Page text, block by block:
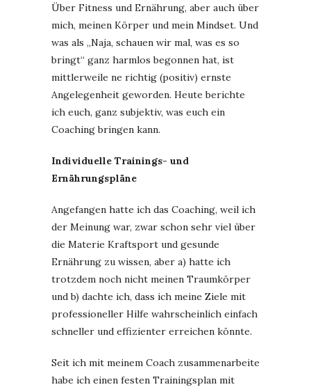
Über Fitness und Ernährung, aber auch über
mich, meinen Körper und mein Mindset. Und
was als „Naja, schauen wir mal, was es so
bringt“ ganz harmlos begonnen hat, ist
mittlerweile ne richtig (positiv) ernste
Angelegenheit geworden. Heute berichte
ich euch, ganz subjektiv, was euch ein
Coaching bringen kann.
Individuelle Trainings- und
Ernährungspläne
Angefangen hatte ich das Coaching, weil ich
der Meinung war, zwar schon sehr viel über
die Materie Kraftsport und gesunde
Ernährung zu wissen, aber a) hatte ich
trotzdem noch nicht meinen Traumkörper
und b) dachte ich, dass ich meine Ziele mit
professioneller Hilfe wahrscheinlich einfach
schneller und effizienter erreichen könnte.
Seit ich mit meinem Coach zusammenarbeite
habe ich einen festen Trainingsplan mit